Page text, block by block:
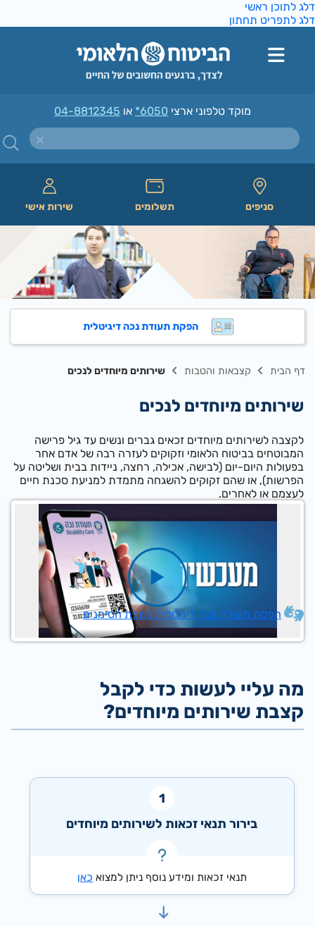
לתוכן ראשי
לתפריט תחתון
מוקד טלפוני ארצי*6050או04-8812345
סניפים תשלומים שירות אישי
הפקת תעודת נכה דיגיטלית
דף הבית קצבאות והטבות שירותים מיוחדים לנכים
שירותים מיוחדים לנכים
לקצבה לשירותים מיוחדים זכאים גברים ונשים עד גיל פרישה
המבוטחים בביטוח הלאומי וזקוקים לעזרה רבה של אדם אחר
בפעולות היום-יום (לבישה, אכילה, רחצה, ניידות בבית ושליטה על
הפרשות), או שהם זקוקים להשגחה מתמדת למניעת סכנת חיים
לעצמם או לאחרים.
הפקת תעודת נכה דיגיטלית בשפת הסימנים
מה עליי לעשות כדי לקבל
קצבת שירותים מיוחדים?
בירור תנאי זכאות לשירותים מיוחדים
תנאי זכאות ומידע נוסף ניתן למצואכאן